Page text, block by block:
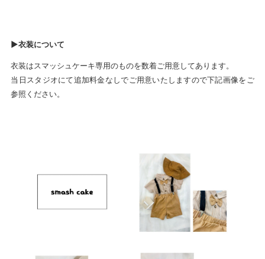
►衣装について
衣装はスマッシュケーキ専用のものを数着ご用意してあります。
当日スタジオにて追加料金なしでご用意いたしますので下記画像をご
参照ください。